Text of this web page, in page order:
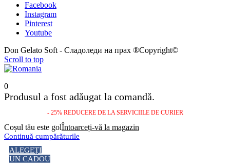
Facebook
Instagram
Pinterest
Youtube
Don Gelato Soft - Сладоледи на прах ®Copyright©
Scroll to top
0
Produsul a fost adăugat la comandă.
- 25% REDUCERE DE LA SERVICIILE DE CURIER
Coșul tău este golÎntoarceți-vă la magazin
Continuă cumpărăturile
ALEGEȚI
UN CADOU